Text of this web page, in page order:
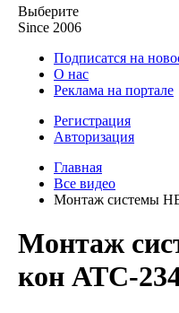
Выберите
Since 2006
Подписатся на
О нас
Реклама на портале
Регистрация
Авторизация
Главная
Все видео
Монтаж системы
Монтаж
кон АТС-